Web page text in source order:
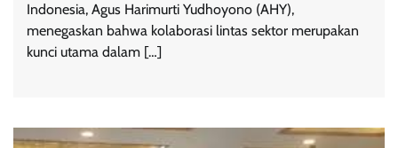
Indonesia, Agus Harimurti Yudhoyono (AHY),
menegaskan bahwa kolaborasi lintas sektor merupakan
kunci utama dalam […]